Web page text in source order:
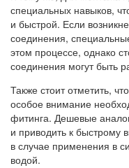
специальных навыков,
и быстрой. Если
соединения,
этом процессе, однако
соединения могут быть
Также стоит отметить,
особое внимание
фитинга. Дешевые
и приводить к быстрому
в случае применения в
водой.